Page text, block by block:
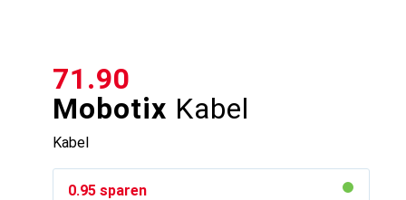
Mobotix Kabel
Kabel
CHF
71.90
CHF
0.95 sparen